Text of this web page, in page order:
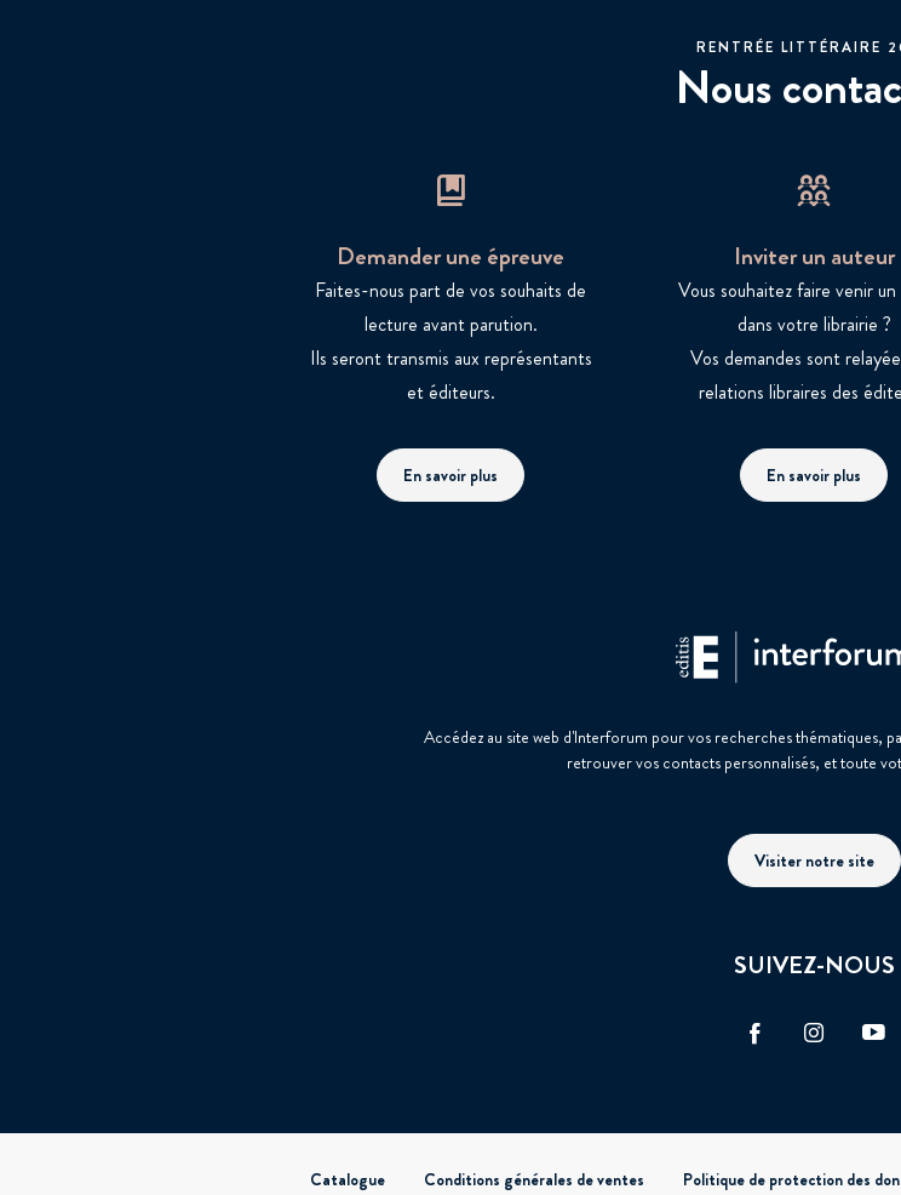
RENTRÉE LITTÉRAIRE
Nous
Demander une épreuve
Faites-nous part de vos souhaits de
lecture avant parution.
Ils seront transmis aux représentants
et éditeurs.
En savoir plus
Inviter un auteur
Vous souhaitez faire venir
dans votre librairie ?
Vos demandes sont
relations libraires des
En savoir plus
Accédez au site web d'Interforum pour vos recherches thématiques,
retrouver vos contacts personnalisés, et toute
Visiter notre site
SUIVEZ-NOUS
Facebook
Catalogue Conditions générales de ventes Politique de protection des